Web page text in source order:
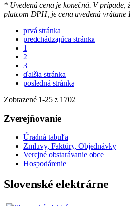
* Uvedená cena je konečná. V prípade,
platcom DPH, je cena uvedená vrátane
prvá stránka
predchádzajúca stránka
1
2
3
ďalšia stránka
posledná stránka
Zobrazené 1-25 z 1702
Zverejňovanie
Úradná tabuľa
Zmluvy, Faktúry, Objednávky
Verejné obstarávanie obce
Hospodárenie
Slovenské elektrárne